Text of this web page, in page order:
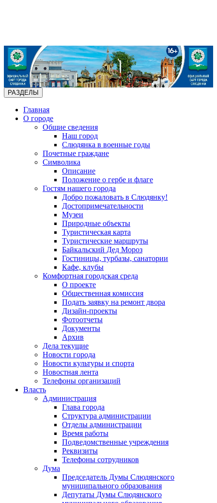
РАЗДЕЛЫ
Главная
О городе
Общие сведения
Наш город
Слюдянка в военные годы
Почетные граждане
Символика
Описание
Положение о гербе и флаге
Гостям нашего города
Добро пожаловать в Слюдянку!
Достопримечательности
Музеи
Природные объекты
Туристическая карта
Туристические маршруты
Байкальский Дед Мороз
Гостиницы, турбазы, санатории
Кафе, клубы
Комфортная городская среда
О проекте
Общественная комиссия
Подать заявку на ремонт двора
Дизайн-проекты
Фотоотчеты
Документы
Архив
Дела текущие
Новости города
Новости культуры и спорта
Новостная лента
Телефоны организаций
Власть
Администрация
Глава города
Структура администрации
Отделы администрации
Время работы
Подведомственные учреждения
Реквизиты
Телефоны сотрудников
Дума
Председатель Думы Слюдянского
муниципального образования
Депутаты Думы Слюдянского